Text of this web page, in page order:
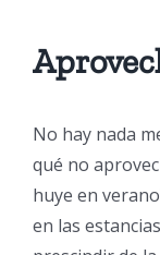
No hay nada
qué no
huye en
en las